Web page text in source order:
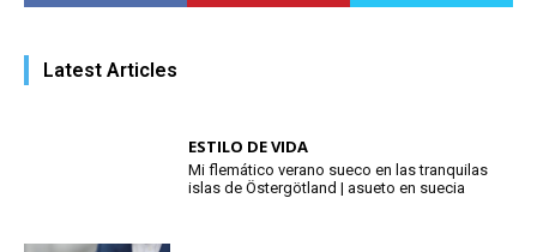
Latest Articles
ESTILO DE VIDA
Mi flemático verano sueco en las tranquilas
islas de Östergötland | asueto en suecia